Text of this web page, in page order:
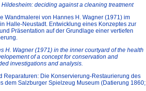
Hildesheim: deciding against a cleaning treatment
Wandmalerei von Hannes H. Wagner (1971) im
Halle-Neustadt. Entwicklung eines Konzeptes zur
Präsentation auf der Grundlage einer vertiefen
H. Wagner (1971) in the inner courtyard of the health
of a concept for conservation and
investigations and analysis.
Reparaturen: Die Konservierung-Restaurierung des
dem Salzburger Spielzeug Museum (Datierung 1860;